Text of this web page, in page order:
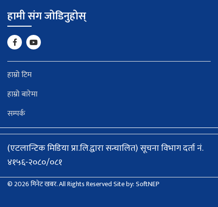
हामी संग जोडिनुहोस्
हाम्रो टिम
हाम्रो बारेमा
सम्पर्क
© 2026 मिनेट खबर. All Rights ReservedSite by:SoftNEP
(एटलान्टिक मिडिया प्रा.लि.द्वारा सन्चालित) सूचना विभाग दर्ता नं.
४१५६-२०८०/०८१